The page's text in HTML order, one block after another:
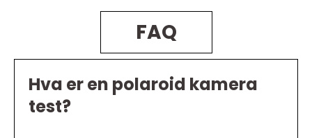
FAQ
Hva er en polaroid kamera
test?